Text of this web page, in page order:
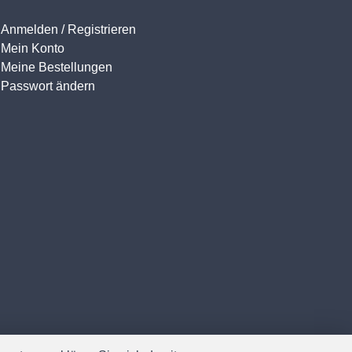
Anmelden / Registrieren
Mein Konto
Meine Bestellungen
Passwort ändern